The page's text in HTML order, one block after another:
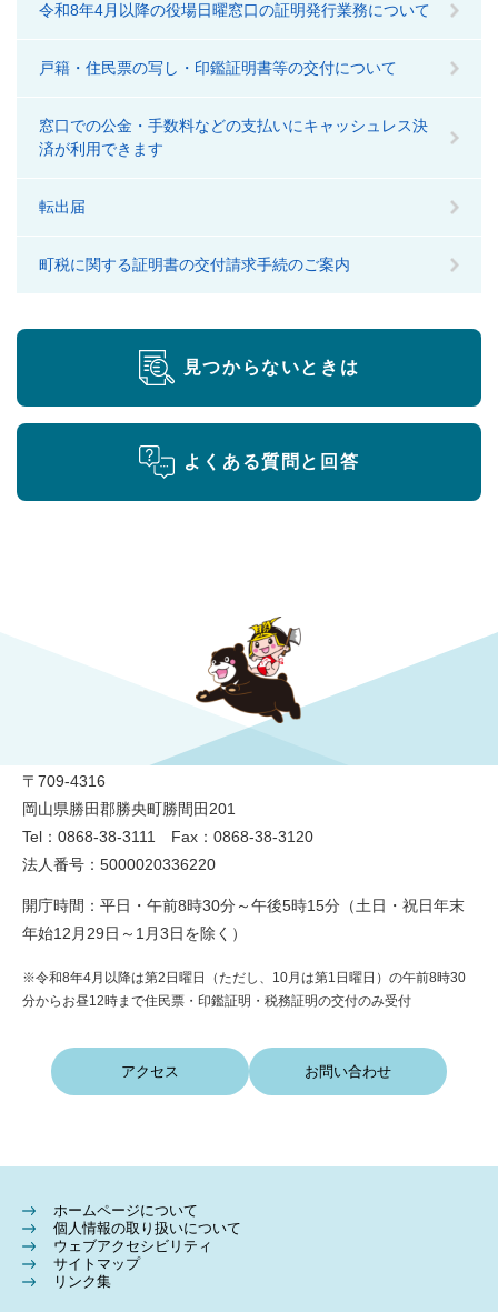
令和8年4月以降の役場日曜窓口の証明発行業務について
戸籍・住民票の写し・印鑑証明書等の交付について
窓口での公金・手数料などの支払いにキャッシュレス決
済が利用できます
転出届
町税に関する証明書の交付請求手続のご案内
見つからないときは
よくある質問と回答
〒709-4316
岡山県勝田郡勝央町勝間田201
Tel：0868-38-3111 Fax：0868-38-3120
法人番号：5000020336220
開庁時間：平日・午前8時30分～午後5時15分（土日・祝日年末
年始12月29日～1月3日を除く）
※令和8年4月以降は第2日曜日（ただし、10月は第1日曜日）の午前8時30
分からお昼12時まで住民票・印鑑証明・税務証明の交付のみ受付
アクセス お問い合わせ
ホームページについて
個人情報の取り扱いについて
ウェブアクセシビリティ
サイトマップ
リンク集